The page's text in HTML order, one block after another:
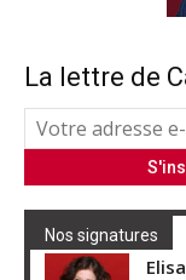
La lettre de
Nos signatures